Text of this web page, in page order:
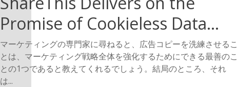
Promise of Cookieless Data
Solutions
マーケティングの専門家に尋ねると、広告コピーを洗練させるこ
とは、マーケティング戦略全体を強化するためにできる最善のこ
との1つであると教えてくれるでしょう。結局のところ、それ
は...